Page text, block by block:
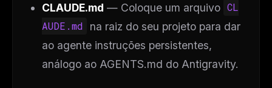
CLAUDE.md — Coloque um arquivo CL
AUDE.md
na raiz do seu projeto para dar
ao agente instruções persistentes,
análogo ao AGENTS.md do Antigravity.